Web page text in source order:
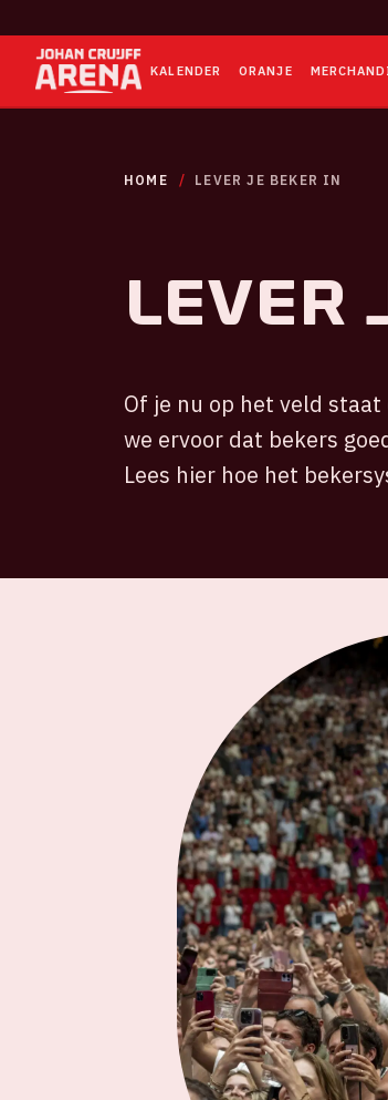
KALENDER ORANJE
HOME LEVER JE BEKER IN
Lever
Of je nu op het veld
we ervoor dat bekers
Lees hier hoe het